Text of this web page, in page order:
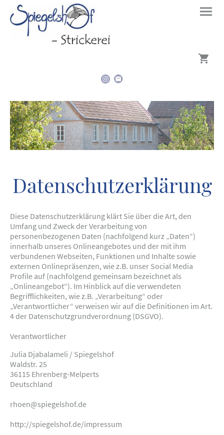
Datenschutzerklärung
Diese Datenschutzerklärung klärt Sie über die Art, den
Umfang und Zweck der Verarbeitung von
personenbezogenen Daten (nachfolgend kurz „Daten“)
innerhalb unseres Onlineangebotes und der mit ihm
verbundenen Webseiten, Funktionen und Inhalte sowie
externen Onlinepräsenzen, wie z.B. unser Social Media
Profile auf (nachfolgend gemeinsam bezeichnet als
„Onlineangebot“). Im Hinblick auf die verwendeten
Begrifflichkeiten, wie z.B. „Verarbeitung“ oder
„Verantwortlicher“ verweisen wir auf die Definitionen im Art.
4 der Datenschutzgrundverordnung (DSGVO).
Verantwortlicher
Julia Djabalameli / Spiegelshof
Waldstr. 25
36115 Ehrenberg-Melperts
Deutschland
rhoen@spiegelshof.de
http://spiegelshof.de/impressum